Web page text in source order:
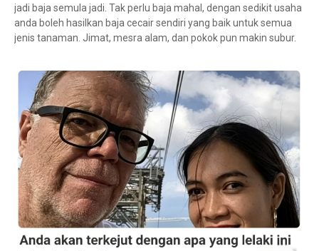
jadi baja semula jadi. Tak perlu baja mahal, dengan sedikit usaha
anda boleh hasilkan baja cecair sendiri yang baik untuk semua
jenis tanaman. Jimat, mesra alam, dan pokok pun makin subur.